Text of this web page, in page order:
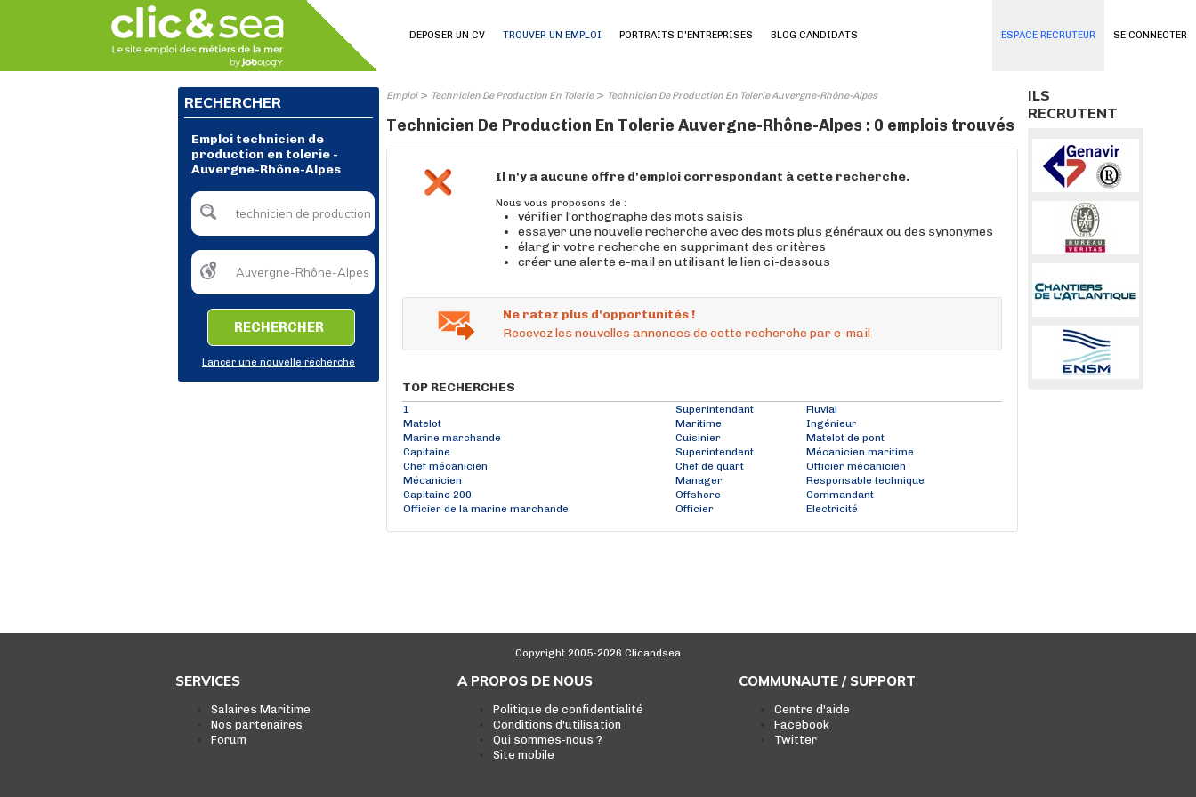
SE CONNECTER
DEPOSER UN CV TROUVER UN EMPLOI PORTRAITS D'ENTREPRISES BLOG CANDIDATS ESPACE RECRUTEUR
RECHERCHER
Emploi technicien de
production en tolerie -
Auvergne-Rhône-Alpes
RECHERCHER
Lancer une nouvelle recherche
Emploi> Technicien De Production En Tolerie> Technicien De Production En Tolerie Auvergne-Rhône-Alpes
Technicien De Production En Tolerie Auvergne-Rhône-Alpes : 0 emplois trouvés
Il n'y a aucune offre d'emploi correspondant à cette recherche.
Nous vous proposons de :
vérifier l'orthographe des mots saisis
essayer une nouvelle recherche avec des mots plus généraux ou des synonymes
élargir votre recherche en supprimant des critères
créer une alerte e-mail en utilisant le lien ci-dessous
Ne ratez plus d'opportunités !
Recevez les nouvelles annonces de cette recherche par e-mail
TOP RECHERCHES
1 Superintendant
Fluvial
Matelot
Maritime
Ingénieur
Marine marchande
Cuisinier
Matelot de pont
Capitaine
Superintendent
Mécanicien maritime
Chef mécanicien
Chef de quart
Officier mécanicien
Mécanicien
Manager
Responsable technique
Capitaine 200
Offshore
Commandant
Officier de la marine marchande
Officier Electricité
ILS
RECRUTENT
Copyright 2005-2026 Clicandsea
SERVICES
Salaires Maritime
Nos partenaires
Forum
A PROPOS DE NOUS
Politique de confidentialité
Conditions d'utilisation
Qui sommes-nous ?
Site mobile
COMMUNAUTE / SUPPORT
Centre d'aide
Facebook
Twitter